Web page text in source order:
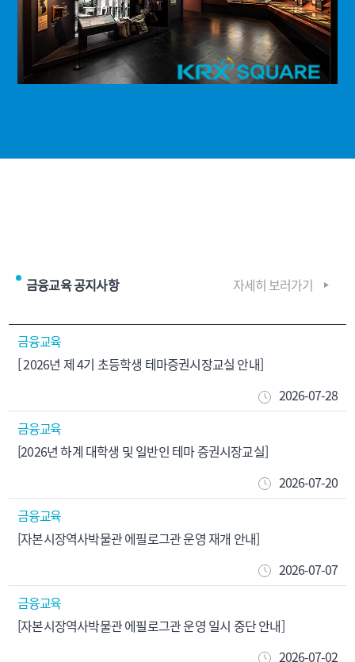
금융교육 공지사항 자세히 보러가기
금융교육
[ 2026년 제 4기 초등학생 테마증권시장교실 안내]
2026-07-28
금융교육
[2026년 하계 대학생 및 일반인 테마 증권시장교실]
2026-07-20
금융교육
[자본시장역사박물관 에필로그관 운영 재개 안내]
2026-07-07
금융교육
[자본시장역사박물관 에필로그관 운영 일시 중단 안내]
2026-07-02